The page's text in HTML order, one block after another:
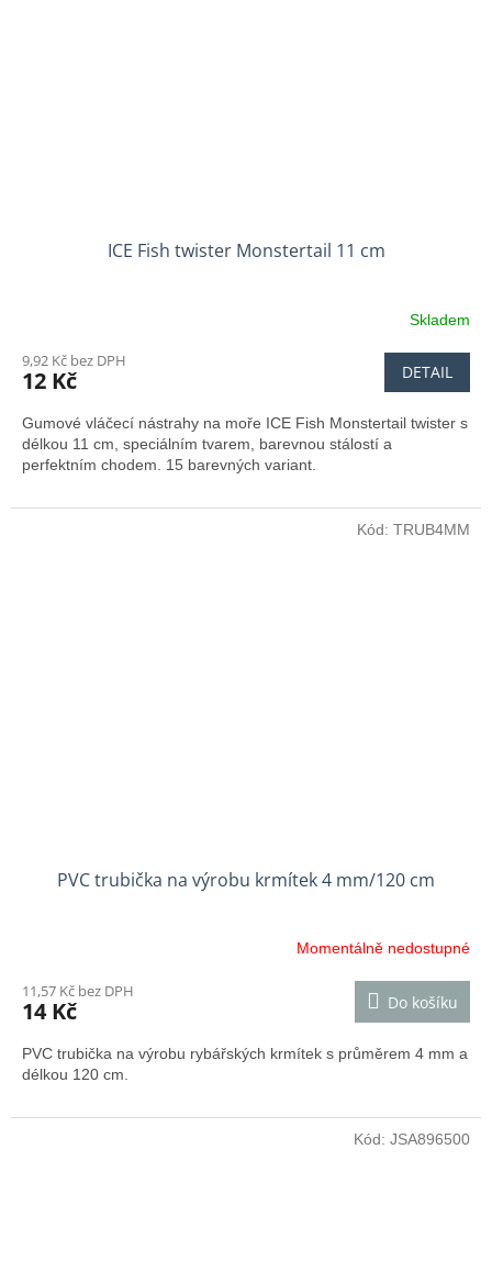
ICE Fish twister Monstertail 11 cm
Skladem
9,92 Kč bez DPH
12 Kč DETAIL
Gumové vláčecí nástrahy na moře ICE Fish Monstertail twister s
délkou 11 cm, speciálním tvarem, barevnou stálostí a
perfektním chodem. 15 barevných variant.
PVC trubička na výrobu krmítek 4 mm/120 cm
Momentálně nedostupné
11,57 Kč bez DPH
14 Kč Do košíku
PVC trubička na výrobu rybářských krmítek s průměrem 4 mm a
délkou 120 cm.
Kód: TRUB4MM
Kód: JSA896500